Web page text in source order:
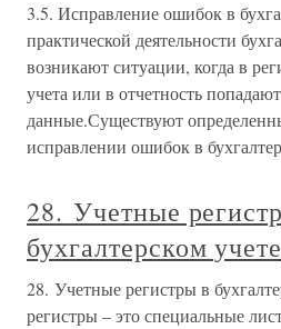
3.5. Исправление ошибок в
практической деятельности
возникают ситуации, когда в
учета или в отчетность
данные.Существуют
исправлении ошибок в
28. Учетные
бухгалтерском учете
28. Учетные регистры в
регистры – это специальные